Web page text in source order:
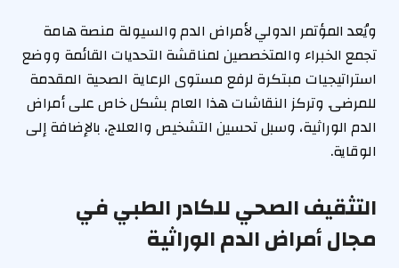
ويُعد المؤتمر الدولي لأمراض الدم والسيولة منصة هامة
تجمع الخبراء والمتخصصين لمناقشة التحديات القائمة ووضع
استراتيجيات مبتكرة لرفع مستوى الرعاية الصحية المقدمة
للمرضى. وتركز النقاشات هذا العام بشكل خاص على أمراض
الدم الوراثية، وسبل تحسين التشخيص والعلاج، بالإضافة إلى
الوقاية.
التثقيف الصحي للكادر الطبي في
مجال أمراض الدم الوراثية